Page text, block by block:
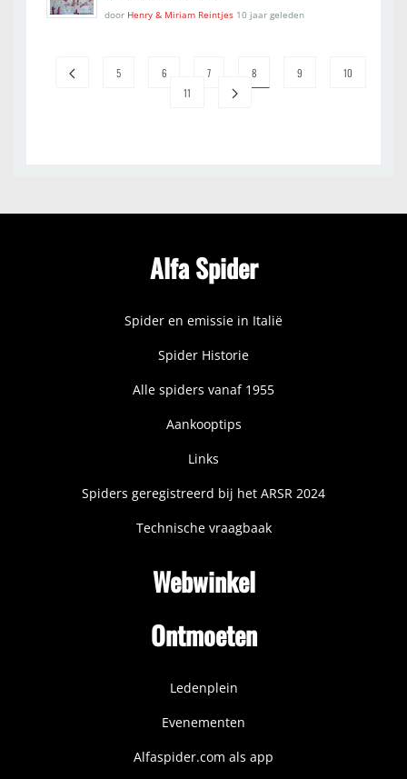
door Henry & Miriam Reintjes 10 jaar geleden
5 6 7 8 9
10
11
Alfa Spider
Spider en emissie in Italië
Spider Historie
Alle spiders vanaf 1955
Aankooptips
Links
Spiders geregistreerd bij het ARSR 2024
Technische vraagbaak
Webwinkel
Ontmoeten
Ledenplein
Evenementen
Alfaspider.com als app